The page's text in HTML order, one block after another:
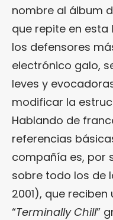
nombre al álbum
que repite en esta
los defensores
electrónico galo,
leves y
modificar la
Hablando de
referencias
compañía es, por
sobre todo los de
2001), que
“Terminally Chill”